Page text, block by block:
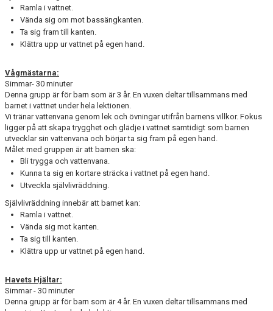
Ramla i vattnet.
Vända sig om mot bassängkanten.
Ta sig fram till kanten.
Klättra upp ur vattnet på egen hand.
Vågmästarna:
Simmar- 30 minuter
Denna grupp är för barn som är 3 år. En vuxen deltar tillsammans med
barnet i vattnet under hela lektionen.
Vi tränar vattenvana genom lek och övningar utifrån barnens villkor. Fokus
ligger på att skapa trygghet och glädje i vattnet samtidigt som barnen
utvecklar sin vattenvana och börjar ta sig fram på egen hand.
Målet med gruppen är att barnen ska:
Bli trygga och vattenvana.
Kunna ta sig en kortare sträcka i vattnet på egen hand.
Utveckla självlivräddning.
Självlivräddning innebär att barnet kan:
Ramla i vattnet.
Vända sig mot kanten.
Ta sig till kanten.
Klättra upp ur vattnet på egen hand.
Havets Hjältar:
Simmar - 30 minuter
Denna grupp är för barn som är 4 år. En vuxen deltar tillsammans med